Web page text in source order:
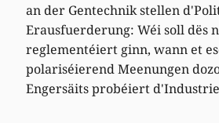
an der Gentechnik stellen
Erausfuerderung: Wéi soll dës
reglementéiert ginn, wann et
polariséierend Meenungen
Engersäits probéiert